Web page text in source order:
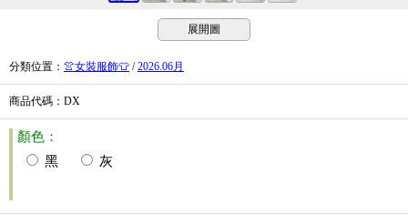
展開圖
分類位置 ： 👚女裝服飾👕 /2026.06月
商品代碼 ：DX
顏色：
黑
灰